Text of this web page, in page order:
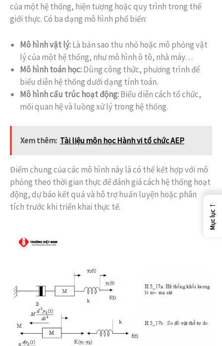
của một hệ thống, hiện tượng hoặc quy trình trong thế
giới thực. Có ba dạng mô hình phổ biến:
Mô hình vật lý:Là bản sao thu nhỏ hoặc mô phỏng vật
lý của một hệ thống, như mô hình ô tô, nhà máy…
Mô hình toán học:Dùng công thức, phương trình để
biểu diễn hệ thống dưới dạng tính toán.
Mô hình cấu trúc hoạt động:Biểu diễn cách tổ chức,
mối quan hệ và luồng xử lý trong hệ thống.
Xem thêm: Tài liệu môn học Hành vi tổ chức AEP
Điểm chung của các mô hình này là có thể kết hợp với mô
phỏng theo thời gian thực để đánh giá cách hệ thống hoạt
động, dự báo kết quả và hỗ trợ huấn luyện hoặc phân
tích trước khi triển khai thực tế.
←
Mục lục